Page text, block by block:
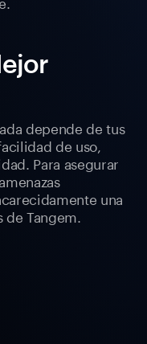
depende de tus
de uso,
Para asegurar
una
Tangem.